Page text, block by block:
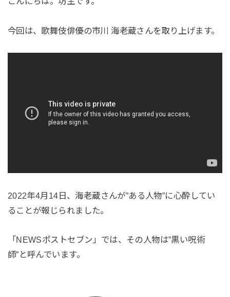
今回は、歌舞伎俳優の市川 海老蔵さんを取り上げます。
2022年4月14日、海老蔵さんが”ある人物”に心酔してい
ることが報じられました。
「NEWSポストセブン」では、その人物は”黒い呪術
師”と呼んでいます。